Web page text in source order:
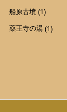
船原古墳 (1)
薬王寺の湯 (1)